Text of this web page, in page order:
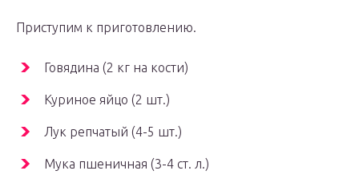
Приступим к приготовлению.
Говядина (2 кг на кости)
Куриное яйцо (2 шт.)
Лук репчатый (4-5 шт.)
Мука пшеничная (3-4 ст. л.)